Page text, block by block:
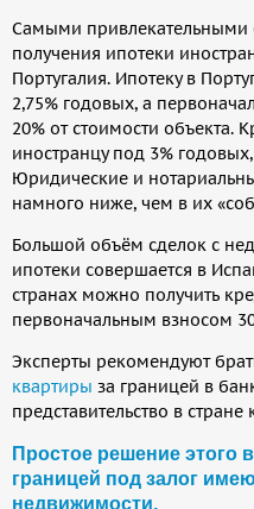
Самыми привлекательными
получения ипотеки
Португалия. Ипотеку в
2,75% годовых, а
20% от стоимости объекта.
иностранцу под 3%
Юридические и
намного ниже, чем в их
Большой объём сделок с
ипотеки совершается в
странах можно получить
первоначальным взносом
Эксперты рекомендуют
квартиры за границей в
представительство в стране
Простое решение этого
границей под залог
недвижимости.